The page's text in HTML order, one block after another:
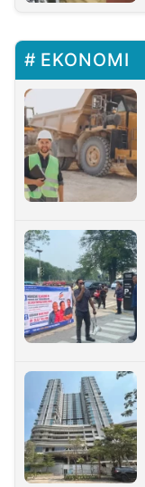
EKONOMI